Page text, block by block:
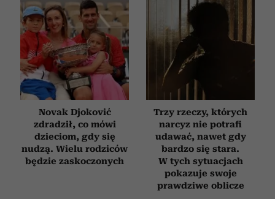
Novak Djoković
zdradził, co mówi
dzieciom, gdy się
nudzą. Wielu rodziców
będzie zaskoczonych
Trzy rzeczy, których
narcyz nie potrafi
udawać, nawet gdy
bardzo się stara.
W tych sytuacjach
pokazuje swoje
prawdziwe oblicze